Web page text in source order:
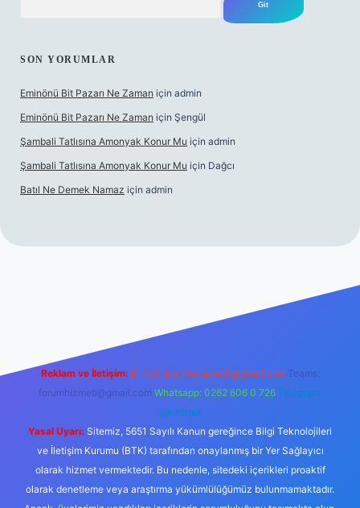
SON YORUMLAR
Eminönü Bit Pazarı Ne Zaman için admin
Eminönü Bit Pazarı Ne Zaman için Şengül
Şambali Tatlısına Amonyak Konur Mu için admin
Şambali Tatlısına Amonyak Konur Mu için Dağcı
Batıl Ne Demek Namaz için admin
Reklam ve İletişim: E-mail: backlinkpaneli@gmail.com Teams:
forumhizmeti@gmail.com Whatsapp: 0262 606 0 726 Telegram:
@karabul
Yasal Uyarı: Sitemiz, 5651 Sayılı Kanun gereğince Bilgi Teknolojileri
ve İletişim Kurumu (BTK) tarafından onaylanmış bir Yer Sağlayıcı
olarak hizmet vermektedir. Bu nedenle, sitedeki içerikleri proaktif
olarak denetleme veya araştırma yükümlülüğümüz bulunmamaktadır.